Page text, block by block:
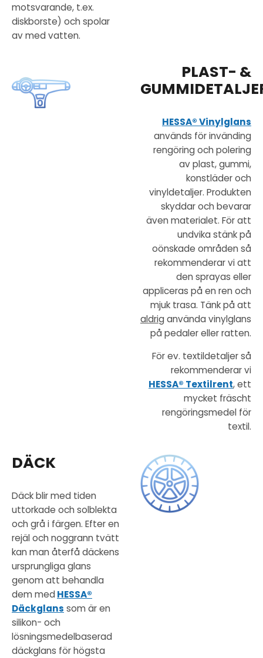
motsvarande, t.ex.
diskborste) och spolar
av med vatten.
PLAST- &
HESSA® Vinylglans
används för invänding
rengöring och polering
av plast, gummi,
konstläder och
vinyldetaljer. Produkten
skyddar och bevarar
även materialet. För att
undvika stänk på
oönskade områden så
rekommenderar vi att
den sprayas eller
appliceras på en ren och
mjuk trasa. Tänk på att
aldrig använda vinylglans
på pedaler eller ratten.
För ev. textildetaljer så
rekommenderar vi
HESSA® Textilrent, ett
mycket fräscht
rengöringsmedel för
textil.
DÄCK
Däck blir med tiden
uttorkade och solblekta
och grå i färgen. Efter en
rejäl och noggrann tvätt
kan man återfå däckens
ursprungliga glans
genom att behandla
dem med HESSA®
Däckglans som är en
silikon- och
lösningsmedelbaserad
däckglans för högsta